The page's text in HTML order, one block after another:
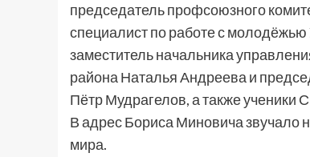
председатель профсоюзного
специалист по работе с
заместитель начальника
района Наталья Андреева и
Пётр Мудрагелов, а также ученики
В адрес Бориса Миновича звучало
мира.